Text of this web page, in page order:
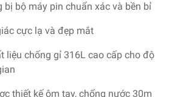
bị bộ máy pin chuẩn xác và bền bỉ
cực lạ và đẹp mắt
liệu chống gỉ 316L cao cấp cho độ
thiết kế ôm tay, chống nước 30m